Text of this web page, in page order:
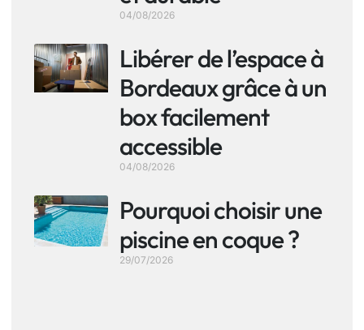
04/08/2026
Libérer de l’espace à
Bordeaux grâce à un
box facilement
accessible
04/08/2026
Pourquoi choisir une
piscine en coque ?
29/07/2026